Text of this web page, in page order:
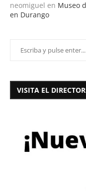
neomiguel en Museo
en Durango
VISITA EL